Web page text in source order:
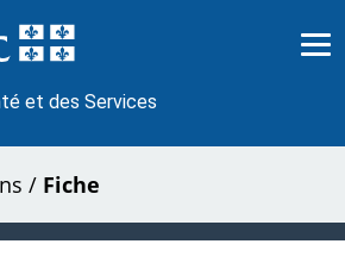
et des Services
/ Fiche